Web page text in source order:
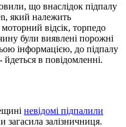
що внаслідок підпалу
який належить
відсік, торпедо
були виявлені порожні
інформацією, до підпалу
в повідомленні.
невідомі підпалили
залізничниця.